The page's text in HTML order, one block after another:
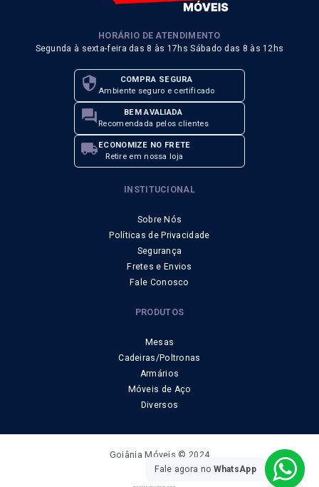
HORÁRIO DE ATENDIMENTO
Segunda à sexta-feira das 8 às 17hs Sábado das 8 às 12hs
security
COMPRA SEGURA
Ambiente seguro e certificado
forum
BEM AVALIADA
Recomendada pelos clientes
local_shippingECONOMIZE NO FRETE
Retire em nossa loja
INSTITUCIONAL
Sobre Nós
Políticas de Privacidade
Segurança
Fretes e Envios
Fale Conosco
PRODUTOS
Mesas
Cadeiras/Poltronas
Armários
Móveis de Aço
Diversos
Goiânia Móveis © 2024
Fale agora no WhatsApp